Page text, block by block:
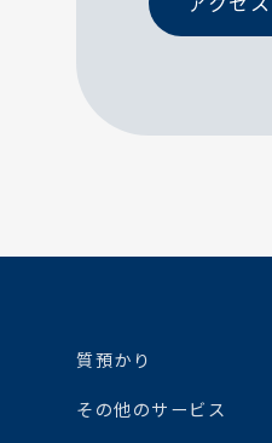
質預かり
その他のサービス